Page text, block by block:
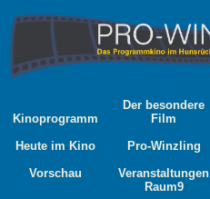
Kinoprogramm
Heute im Kino
Vorschau
Der besondere
Film
Pro-Winzling
Veranstaltungen
Raum9